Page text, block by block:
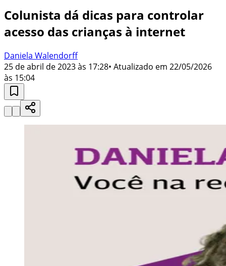
Colunista dá dicas para controlar
acesso das crianças à internet
Daniela Walendorff
25 de abril de 2023 às 17:28• Atualizado em 22/05/2026
às 15:04